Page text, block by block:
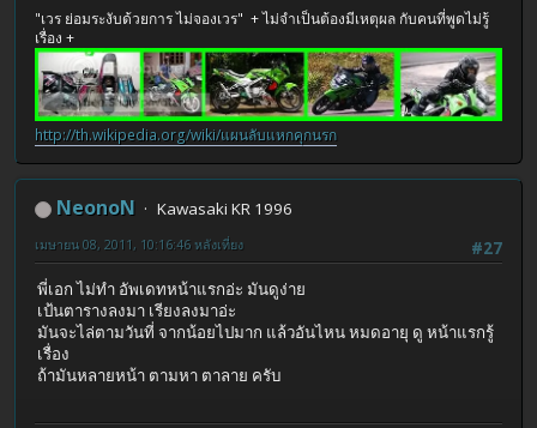
"เวร ย่อมระงับด้วยการ ไม่จองเวร" + ไม่จำเป็นต้องมีเหตุผล กับคนที่พูดไม่รู้
เรื่อง +
http://th.wikipedia.org/wiki/แผนลับแหกคุกนรก
NeonoN
Kawasaki KR 1996
#27
เมษายน 08, 2011, 10:16:46 หลังเที่ยง
พี่เอก ไม่ทำ อัพเดทหน้าแรกอ่ะ มันดูง่าย
เป้นตารางลงมา เรียงลงมาอ่ะ
มันจะไล่ตามวันที่ จากน้อยไปมาก แล้วอันไหน หมดอายุ ดู หน้าแรกรู้
เรื่อง
ถ้ามันหลายหน้า ตามหา ตาลาย ครับ